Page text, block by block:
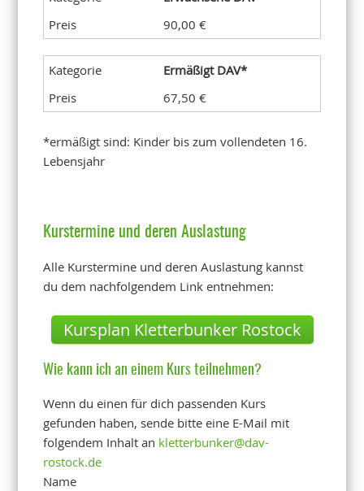
90,00 €
Ermäßigt DAV*
67,50 €
*ermäßigt sind: Kinder bis zum vollendeten 16.
Lebensjahr
Kurstermine und deren Auslastung
Alle Kurstermine und deren Auslastung kannst
du dem nachfolgendem Link entnehmen:
Kursplan Kletterbunker Rostock
Wie kann ich an einem Kurs teilnehmen?
Wenn du einen für dich passenden Kurs
gefunden haben, sende bitte eine E-Mail mit
folgendem Inhalt an kletterbunker@dav-
rostock.de
Name